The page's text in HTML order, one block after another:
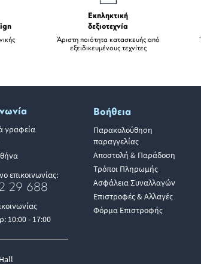
Εκπληκτική
δεξιοτεχνία
Άριστη ποιότητα κατασκευής από
εξειδικευμένους τεχνίτες
γραφεία
επικοινωνίας:
29 688
10:00 - 17:00
Βοήθεια
Παρακολούθηση
παραγγελίας
Αποστολή & Παράδοση
Τρόποι Πληρωμής
Ασφάλεια Συναλλαγών
Επιστροφές & Αλλαγές
Φόρμα Επιστροφής